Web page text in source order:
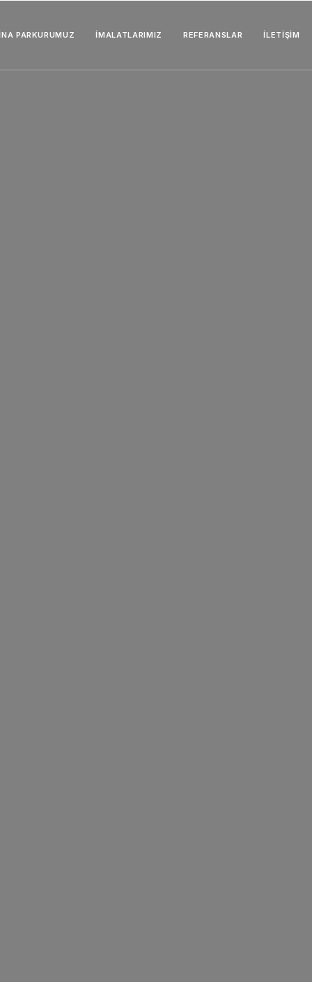
PARKURUMUZ İMALATLARIMIZ REFERANSLAR İLETIŞIM